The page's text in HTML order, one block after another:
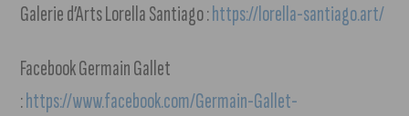
Galerie d’Arts Lorella Santiago :https://lorella-santiago.art/
Facebook Germain Gallet
:https://www.facebook.com/Germain-Gallet-